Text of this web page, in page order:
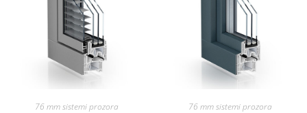
76 mm sistemi prozora 76 mm sistemi prozora